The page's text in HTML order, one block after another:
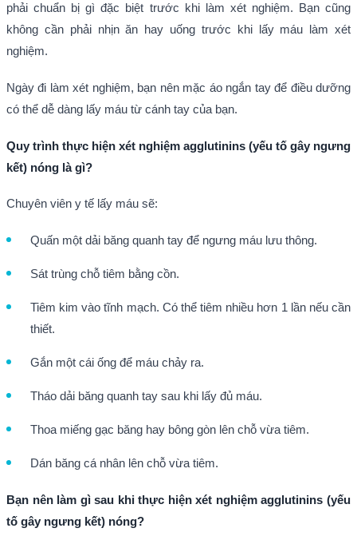
phải chuẩn bị gì đặc biệt trước khi làm xét nghiệm. Bạn cũng
không cần phải nhịn ăn hay uống trước khi lấy máu làm xét
nghiệm.
Ngày đi làm xét nghiệm, bạn nên mặc áo ngắn tay để điều dưỡng
có thể dễ dàng lấy máu từ cánh tay của bạn.
Quy trình thực hiện xét nghiệm agglutinins (yếu tố gây ngưng
kết) nóng là gì?
Chuyên viên y tế lấy máu sẽ:
Quấn một dải băng quanh tay để ngưng máu lưu thông.
Sát trùng chỗ tiêm bằng cồn.
Tiêm kim vào tĩnh mạch. Có thể tiêm nhiều hơn 1 lần nếu cần
thiết.
Gắn một cái ống để máu chảy ra.
Tháo dải băng quanh tay sau khi lấy đủ máu.
Thoa miếng gạc băng hay bông gòn lên chỗ vừa tiêm.
Dán băng cá nhân lên chỗ vừa tiêm.
Bạn nên làm gì sau khi thực hiện xét nghiệm agglutinins (yếu
tố gây ngưng kết) nóng?